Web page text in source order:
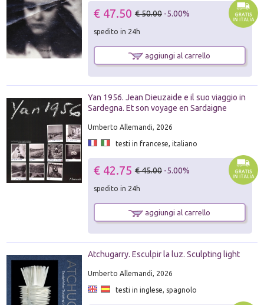
€ 47.50 € 50.00 -5.00%
spedito in 24h
aggiungi al carrello
Yan 1956. Jean Dieuzaide e il suo viaggio in
Sardegna. Et son voyage en Sardaigne
Umberto Allemandi, 2026
testi in francese, italiano
€ 42.75 € 45.00 -5.00%
spedito in 24h
aggiungi al carrello
Atchugarry. Esculpir la luz. Sculpting light
Umberto Allemandi, 2026
testi in inglese, spagnolo